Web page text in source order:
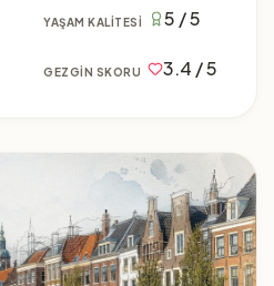
YAŞAM KALITESI 5 / 5
GEZGIN SKORU 3.4 / 5